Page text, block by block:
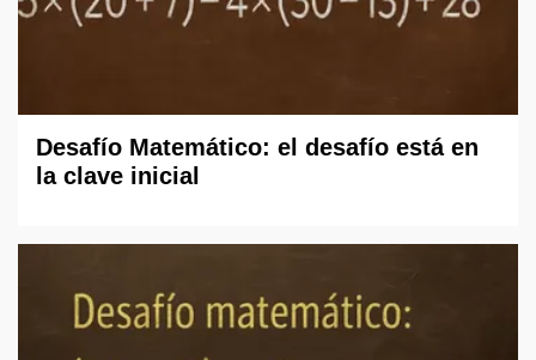
Desafío Matemático: el desafío está en
la clave inicial